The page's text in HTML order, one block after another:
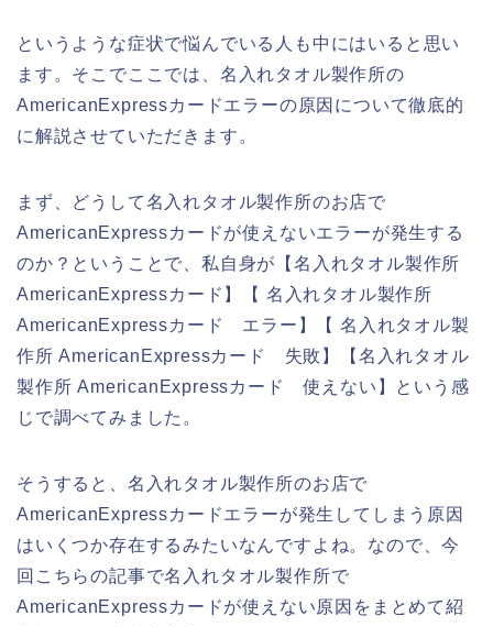
というような症状で悩んでいる人も中にはいると思い
ます。そこでここでは、名入れタオル製作所の
AmericanExpressカードエラーの原因について徹底的
に解説させていただきます。
まず、どうして名入れタオル製作所のお店で
AmericanExpressカードが使えないエラーが発生する
のか？ということで、私自身が【名入れタオル製作所
AmericanExpressカード】【 名入れタオル製作所
AmericanExpressカード エラー】【 名入れタオル製
作所 AmericanExpressカード 失敗】【名入れタオル
製作所 AmericanExpressカード 使えない】という感
じで調べてみました。
そうすると、名入れタオル製作所のお店で
AmericanExpressカードエラーが発生してしまう原因
はいくつか存在するみたいなんですよね。なので、今
回こちらの記事で名入れタオル製作所で
AmericanExpressカードが使えない原因をまとめて紹